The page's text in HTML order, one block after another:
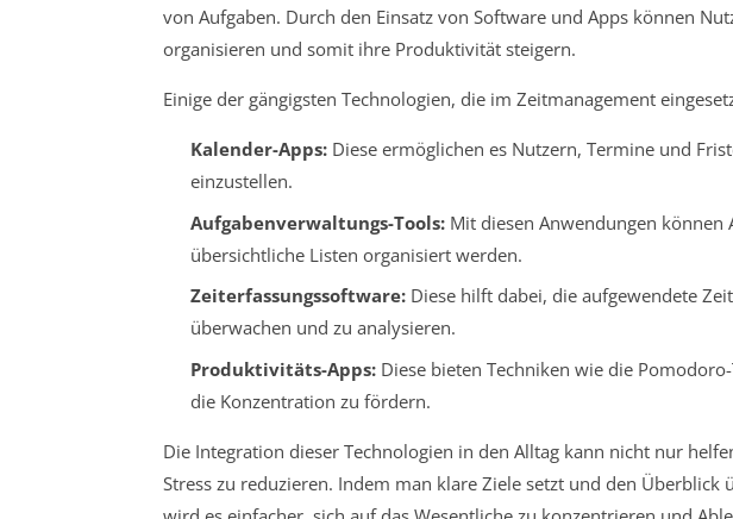
von Aufgaben. Durch den Einsatz von Software und Apps können
organisieren und somit ihre Produktivität steigern.
Einige der gängigsten Technologien, die im Zeitmanagement
Kalender-Apps:Diese ermöglichen es Nutzern, Termine und
einzustellen.
Aufgabenverwaltungs-Tools:Mit diesen Anwendungen können
übersichtliche Listen organisiert werden.
Zeiterfassungssoftware:Diese hilft dabei, die aufgewendete
überwachen und zu analysieren.
Produktivitäts-Apps:Diese bieten Techniken wie die
die Konzentration zu fördern.
Die Integration dieser Technologien in den Alltag kann nicht nur
Stress zu reduzieren. Indem man klare Ziele setzt und den Überblick